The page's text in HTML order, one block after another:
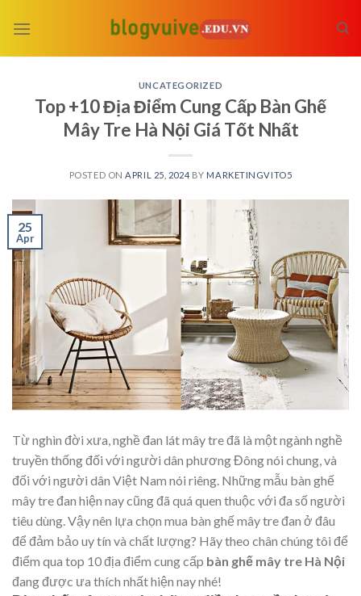
UNCATEGORIZED
Top +10 Địa Điểm Cung Cấp Bàn Ghế
Mây Tre Hà Nội Giá Tốt Nhất
POSTED ON APRIL 25, 2024 BY MARKETINGVITO5
25
Apr
Từ nghìn đời xưa, nghề đan lát mây tre đã là một ngành nghề
truyền thống đối với người dân phương Đông nói chung, và
đối với người dân Việt Nam nói riêng. Những mẫu bàn ghế
mây tre đan hiện nay cũng đã quá quen thuộc với đa số người
tiêu dùng. Vậy nên lựa chọn mua bàn ghế mây tre đan ở đâu
để đảm bảo uy tín và chất lượng? Hãy theo chân chúng tôi để
điểm qua top 10 địa điểm cung cấp bàn ghế mây tre Hà Nội
đang được ưa thích nhất hiện nay nhé!